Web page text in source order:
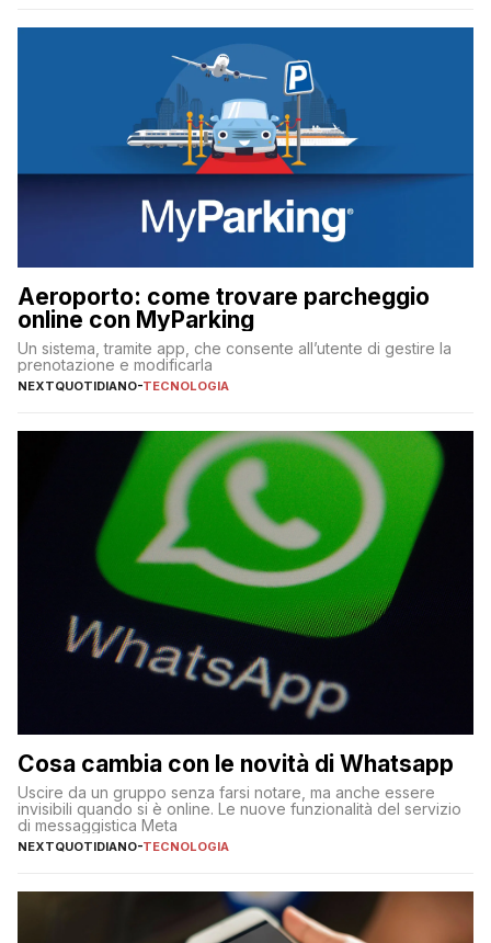
Aeroporto: come trovare parcheggio
online con MyParking
Un sistema, tramite app, che consente all’utente di gestire la
prenotazione e modificarla
NEXTQUOTIDIANO-TECNOLOGIA
Cosa cambia con le novità di Whatsapp
Uscire da un gruppo senza farsi notare, ma anche essere
invisibili quando si è online. Le nuove funzionalità del servizio
di messaggistica Meta
NEXTQUOTIDIANO-TECNOLOGIA